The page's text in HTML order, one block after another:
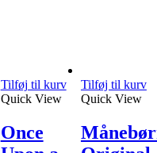
Tilføj til kurv
Quick View
Once
Tilføj til kurv
Quick View